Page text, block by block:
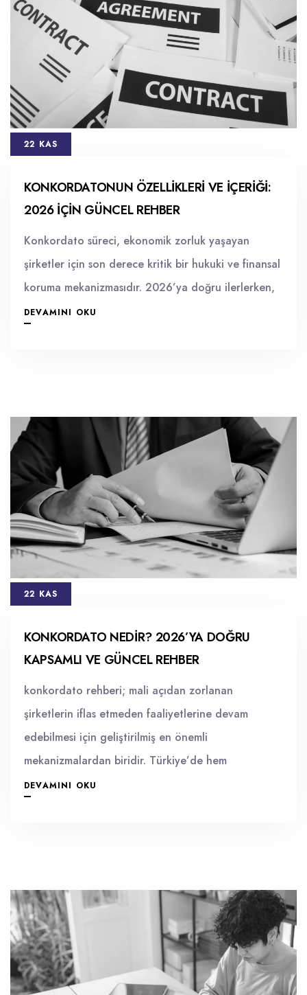
KONKORDATONUN ÖZELLIKLERI VE İÇERIĞI:
2026 İÇIN GÜNCEL REHBER
Konkordato süreci, ekonomik zorluk yaşayan
şirketler için son derece kritik bir hukuki ve finansal
koruma mekanizmasıdır. 2026’ya doğru ilerlerken,
DEVAMINI OKU
22 KAS
KONKORDATO NEDIR? 2026’YA DOĞRU
KAPSAMLI VE GÜNCEL REHBER
konkordato rehberi; mali açıdan zorlanan
şirketlerin iflas etmeden faaliyetlerine devam
edebilmesi için geliştirilmiş en önemli
mekanizmalardan biridir. Türkiye’de hem
DEVAMINI OKU
22 KAS